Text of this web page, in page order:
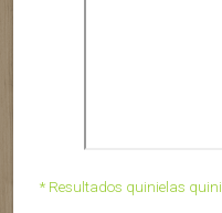
* Resultados quinielas